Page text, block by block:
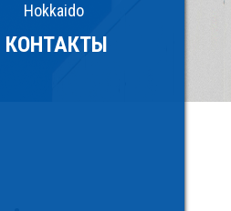
Hokkaido
КОНТАКТЫ